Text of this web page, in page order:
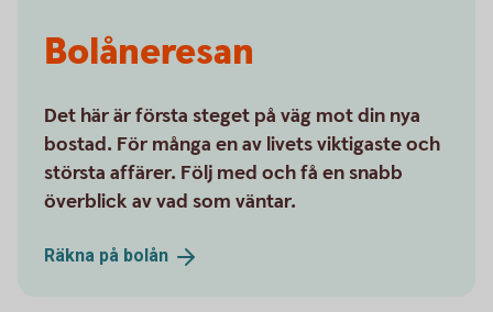
Bolåneresan
Det här är första steget på väg mot din nya
bostad. För många en av livets viktigaste och
största affärer. Följ med och få en snabb
överblick av vad som väntar.
Räkna på bolån